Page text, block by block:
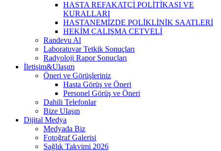
HASTA REFAKATÇİ POLİTİKASI VE
KURALLARI
HASTANEMİZDE POLİKLİNİK SAATLERİ
HEKİM ÇALIŞMA CETVELİ
Randevu Al
Laboratuvar Tetkik Sonuçları
Radyoloji Rapor Sonuçları
İletişim&Ulaşım
Öneri ve Görüşleriniz
Hasta Görüş ve Öneri
Personel Görüş ve Öneri
Dahili Telefonlar
Bize Ulaşın
Dijital Medya
Medyada Biz
Fotoğraf Galerisi
Sağlık Takvimi 2026